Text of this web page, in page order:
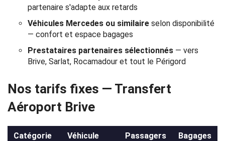
d'affaires
Contact
CGV
Politique
de
confidentialité
partenaire s'adapte aux retards
Véhicules Mercedes ou similaire selon disponibilité
— confort et espace bagages
Prestataires partenaires sélectionnés — vers
Brive, Sarlat, Rocamadour et tout le Périgord
Nos tarifs fixes — Transfert
Aéroport Brive
Catégorie Véhicule Passagers Bagages